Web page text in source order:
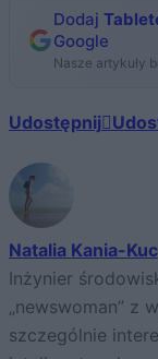
Dodaj
Google
Nasze artykuły
Udostępnij
Natalia Kania-Kuc
Inżynier
„newswoman” z
szczególnie